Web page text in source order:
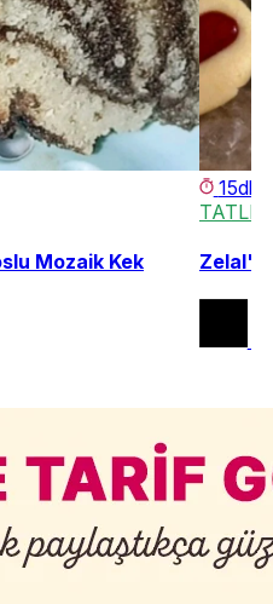
Mozaik Kek
15dk
TATLI